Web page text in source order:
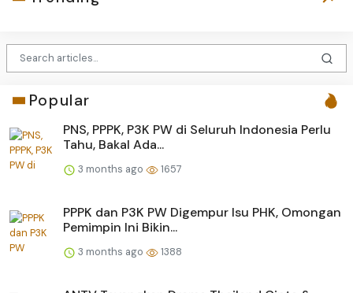
Popular
PNS, PPPK, P3K PW di Seluruh Indonesia Perlu
Tahu, Bakal Ada...
3 months ago 1657
PPPK dan P3K PW Digempur Isu PHK, Omongan
Pemimpin Ini Bikin...
3 months ago 1388